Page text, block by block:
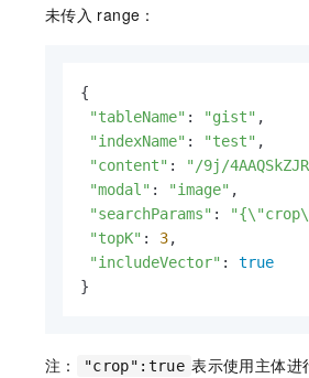
未传入 range：
{
"tableName" : "gist" ,
"indexName" : "test" ,
"content" :
"/9j/
"modal" : "image" ,
"searchParams" :
"topK" : 3,
"includeVector" : true
}
注： "crop":true 表示使用主体进